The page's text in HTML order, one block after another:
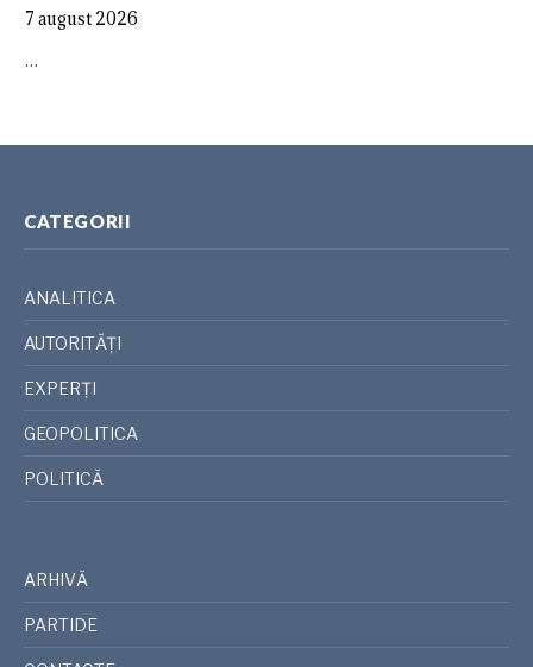
7 august 2026
…
CATEGORII
ANALITICA
AUTORITĂȚI
EXPERȚI
GEOPOLITICA
POLITICĂ
ARHIVĂ
PARTIDE